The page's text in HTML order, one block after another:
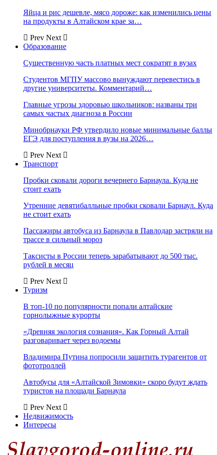
Яйца и рис дешевле, мясо дороже: как изменились цены
на продукты в Алтайском крае за…
Prev Next
Образование
Существенную часть платных мест сократят в вузах
Студентов МГПУ массово вынуждают перевестись в
другие университеты. Комментарий…
Главные угрозы здоровью школьников: названы три
самых частых диагноза в России
Минобрнауки РФ утвердило новые минимальные баллы
ЕГЭ для поступления в вузы на 2026…
Prev Next
Транспорт
Пробки сковали дороги вечернего Барнаула. Куда не
стоит ехать
Утренние девятибалльные пробки сковали Барнаул. Куда
не стоит ехать
Пассажиры автобуса из Барнаула в Павлодар застряли на
трассе в сильный мороз
Таксисты в России теперь зарабатывают до 500 тыс.
рублей в месяц
Prev Next
Туризм
В топ-10 по популярности попали алтайские
горнолыжные курорты
«Древняя экология сознания». Как Горный Алтай
разговаривает через водоемы
Владимира Путина попросили защитить турагентов от
фототроллей
Автобусы для «Алтайской Зимовки» скоро будут ждать
туристов на площади Барнаула
Prev Next
Недвижимость
Интересы